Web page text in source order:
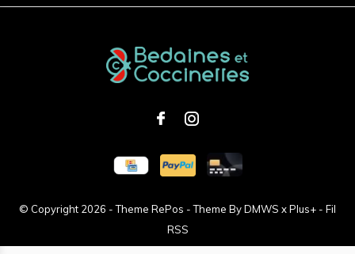
© Copyright 2026 - Theme RePos - Theme ByDMWS xPlus+ - Fil
RSS